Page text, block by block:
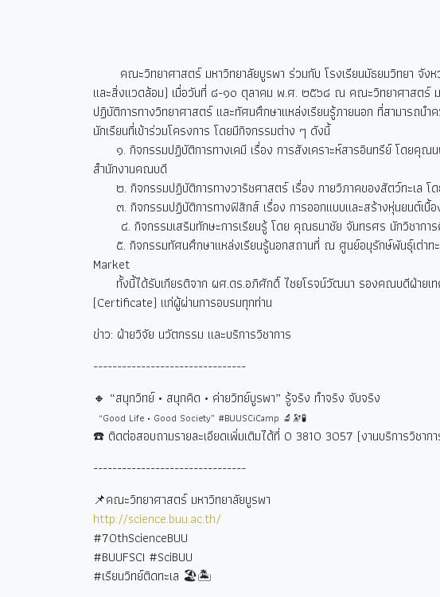
คณะวิทยาศาสตร์ มหาวิทยาลัยบูรพา ร่วมกับ โรงเรียนมัธยมวิทยา จัง
และสิ่งแวดล้อม) เมื่อวันที่ ๘-๑๐ ตุลาคม พ.ศ. ๒๕๖๘ ณ คณะวิทยาศาสตร์ ม
ปฏิบัติการทางวิทยาศาสตร์ และทัศนศึกษาแหล่งเรียนรู้ภายนอก ที่สามารถน
นักเรียนที่เข้าร่วมโครงการ โดยมีกิจกรรมต่าง ๆ ดังนี้
๑. กิจกรรมปฏิบัติการทางเคมี เรื่อง การสังเคราะห์สารอินทรีย์ โดยคุ
สำนักงานคณบดี
๒. กิจกรรมปฏิบัติการทางวาริชศาสตร์ เรื่อง กายวิภาคของสัตว์ทะเล โ
๓. กิจกรรมปฏิบัติการทางฟิสิกส์ เรื่อง การออกแบบและสร้างหุ่นยนต์เ
๔. กิจกรรมเสริมทักษะการเรียนรู้ โดย คุณธนาชัย จันทรศร นักวิชาก
๕. กิจกรรมทัศนศึกษาแหล่งเรียนรู้นอกสถานที่ ณ ศูนย์อนุรักษ์พันธุ์เต่าทะ
Market
ทั้งนี้ได้รับเกียรติจาก ผศ.ดร.อภิศักดิ์ ไชยโรจน์วัฒนา รองคณบดีฝ่ายเท
(Certificate) แก่ผู้ผ่านการอบรมทุกท่าน
ข่าว: ฝ่ายวิจัย นวัตกรรม และบริการวิชาการ
--------------------------------
🔸 “สนุกวิทย์ • สนุกคิด • ค่ายวิทย์บูรพา” รู้จริง ทำจริง จับจริง
“Good Life • Good Society” #BUUSCiCamp 🔬🔭🧪
☎️ ติดต่อสอบถามรายละเอียดเพิ่มเติมได้ที่ 0 3810 3057 (งานบริการวิชาก
--------------------------------
📌คณะวิทยาศาสตร์ มหาวิทยาลัยบูรพา
http://science.buu.ac.th/
#70thScienceBUU
#BUUFSCI #SciBUU
#เรียนวิทย์ติดทะเล 🏖🏝